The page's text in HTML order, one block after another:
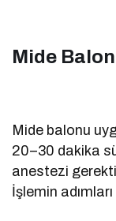
Mide
Mide balonu
20–30 dakika
anestezi
İşlemin